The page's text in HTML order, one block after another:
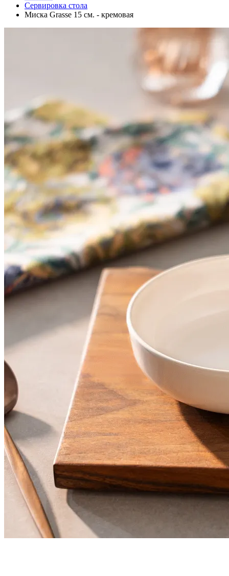
Сервировка стола
Миска Grasse 15 см. - кремовая